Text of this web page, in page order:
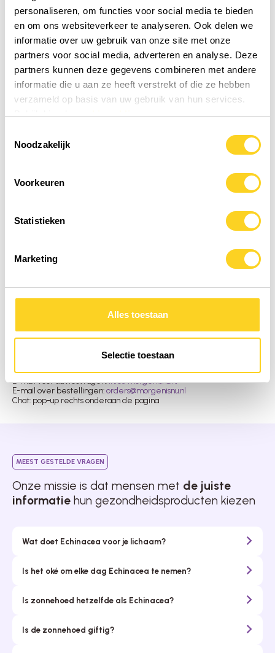
personaliseren, om functies voor social media te bieden
en om ons websiteverkeer te analyseren. Ook delen we
informatie over uw gebruik van onze site met onze
partners voor social media, adverteren en analyse. Deze
partners kunnen deze gegevens combineren met andere
informatie die u aan ze heeft verstrekt of die ze hebben
verzameld op basis van uw gebruik van hun services.
Bekijk hier decookiemelding
Noodzakelijk
Voorkeuren
Statistieken
Marketing
Alles toestaan
Selectie toestaan
17,950,30 / dag
Op voorraad!
In het
"Al menig kennis doorverwezen
Natuurlijke, hoogwaardige producten – altijd snelle levering. Al
menig kennis doorverwezen."
- Adam
Over Morgen is Nu - Holistische
Bij Morgen is Nu zetten we ons elke dag in voor jouw gezondheid.
we uitsluitend de meest pure en hoogwaardige producten. Wij staan
voor een holistische aanpak waarin fysieke, innerlijke en uiterlijke
balans centraal staan.
WhatsApp: 06 – 38732313
E-mail voor adviesvragen:info@morgenisnu.nl
E-mail over bestellingen:orders@morgenisnu.nl
Chat: pop-up rechts onderaan de pagina
MEEST GESTELDE VRAGEN
Onze missie is dat mensen met de juiste
informatie hun gezondheidsproducten kiezen
Wat doet Echinacea voor je lichaam?
Is het oké om elke dag Echinacea te nemen?
Is zonnehoed hetzelfde als Echinacea?
Is de zonnehoed giftig?